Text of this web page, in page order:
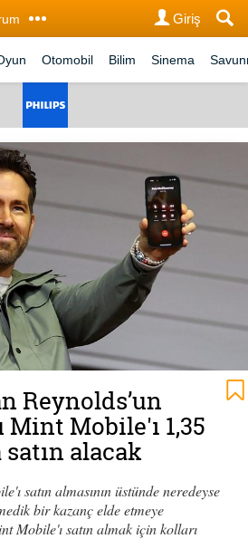
Giriş
Otomobil Bilim Sinema
Reynolds’un
Mobile'ı 1,35
alacak
satın almasının üstünde neredeyse
bir kazanç elde etmeye
Mobile'ı satın almak için kolları